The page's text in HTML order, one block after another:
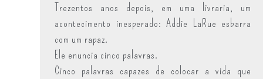
Trezentos anos depois, em uma livraria, um
acontecimento inesperado: Addie LaRue esbarra
com um rapaz.
Ele enuncia cinco palavras.
Cinco palavras capazes de colocar a vida que